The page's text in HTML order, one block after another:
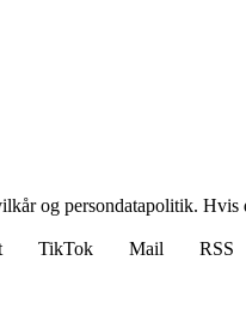
og persondatapolitik.
TikTok Mail
RSS